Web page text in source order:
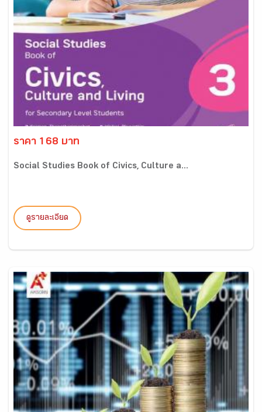
ราคา 168 บาท
Social Studies Book of Civics, Culture a...
ดูรายละเอียด